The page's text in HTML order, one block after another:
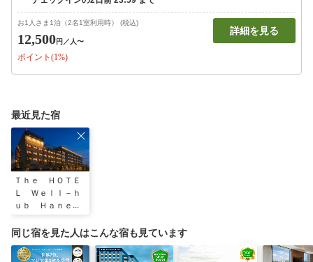
お1人さま1泊（2名1室利用時） (税込)
12,500円 ／人〜
ポイント(1%)
詳細を見る
最近見た宿
Ｔｈｅ ＨＯＴＥ
Ｌ Ｗｅｌｌ－ｈ
ｕｂ Ｈａｎｅｄ
同じ宿を見た人はこんな宿も見ています